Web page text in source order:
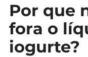
Nutrição
Receitas
Por que
fora o
iogurte?